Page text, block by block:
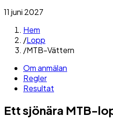
11 juni 2027
Hem
/Lopp
/MTB-Vättern
Om anmälan
Regler
Resultat
Ett sjönära MTB-